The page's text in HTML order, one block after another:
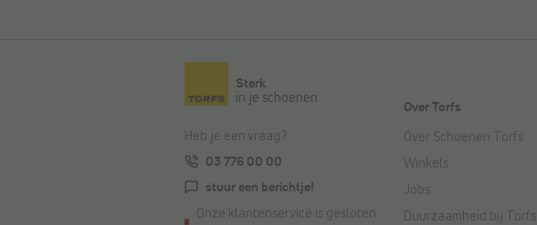
Sterk
in je schoenen
Heb je een vraag?
03 776 00 00
stuur een berichtje!
Onze klantenservice is gesloten
Over Torfs
Over Schoenen Torfs
Winkels
Jobs
Duurzaamheid bij Torfs